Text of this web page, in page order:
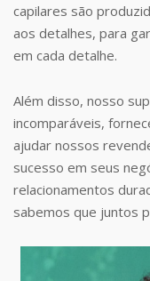
capilares são
aos detalhes, para
em cada detalhe.
Além disso, nosso
incomparáveis,
ajudar nossos
sucesso em seus
relacionamentos
sabemos que juntos